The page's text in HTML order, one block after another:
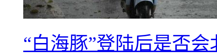
“白海豚”登陆后是否